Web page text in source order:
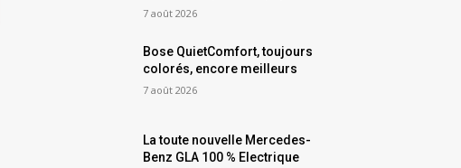
7 août 2026
Bose QuietComfort, toujours
colorés, encore meilleurs
7 août 2026
La toute nouvelle Mercedes-
Benz GLA 100 % Electrique